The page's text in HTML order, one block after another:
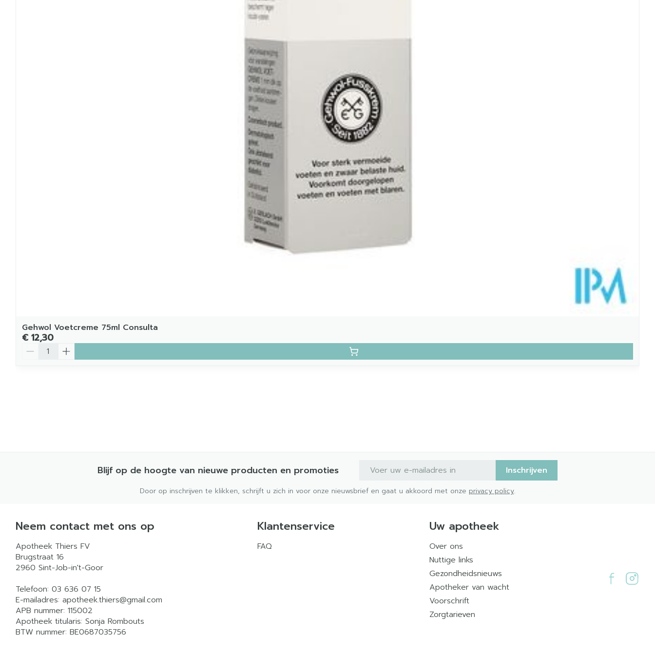
Gehwol Voetcreme 75ml Consulta
€ 12,30
Blijf op de hoogte van nieuwe producten en promoties E-mail adres Inschrijven
Door op inschrijven te klikken, schrijft u zich in voor onze nieuwsbrief en gaat u akkoord met onze privacy policy.
Neem contact met ons op
Apotheek Thiers FV
Brugstraat 16
2960 Sint-Job-in't-Goor
Telefoon: 03 636 07 15
E-mailadres: apotheek.thiers@gmail.com
APB nummer: 115002
Apotheek titularis: Sonja Rombouts
BTW nummer: BE0687035756
Klantenservice
FAQ
Uw apotheek
Over ons
Nuttige links
Gezondheidsnieuws
Apotheker van wacht
Voorschrift
Zorgtarieven